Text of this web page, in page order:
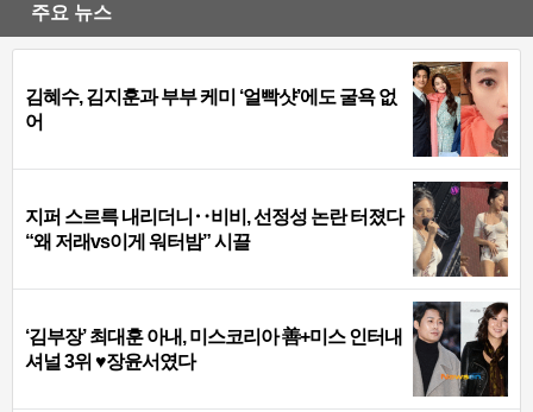
주요 뉴스
김혜수, 김지훈과 부부 케미 ‘얼빡샷’에도 굴욕 없
어
지퍼 스르륵 내리더니‥비비, 선정성 논란 터졌다
“왜 저래vs이게 워터밤” 시끌
‘김부장’ 최대훈 아내, 미스코리아 善+미스 인터내
셔널 3위 ♥장윤서였다